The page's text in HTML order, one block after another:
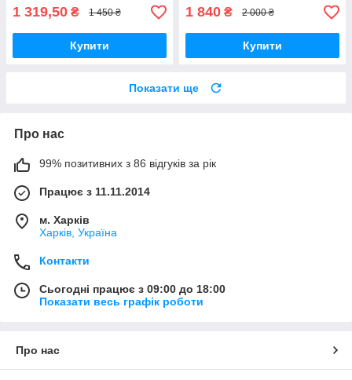
1 319,50 ₴ 1 450 ₴
Купити
1 840 ₴ 2 000 ₴
Купити
Показати ще
Про нас
99% позитивних з 86 відгуків за рік
Працює з 11.11.2014
м. Харків
Харків, Україна
Контакти
Сьогодні працює з 09:00 до 18:00
Показати весь графік роботи
Про нас